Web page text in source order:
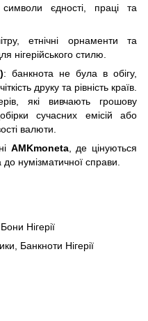
єдності, праці та
етнічні орнаменти та
нігерійського стилю.
: банкнота не була в обігу,
друку та рівність країв.
які вивчають грошову
сучасних емісій або
валюти.
AMKmoneta, де цінуються
до нумізматичної справи.
Нігерії
Банкноти Нігерії